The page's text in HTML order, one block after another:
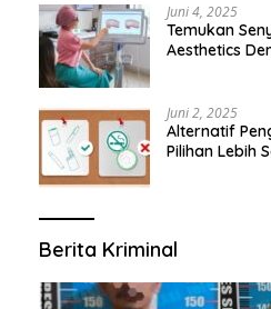
Juni 4, 2025
Temukan
Aesthetics
Juni 2, 2025
Alternatif
Pilihan Lebih
Berita Kriminal